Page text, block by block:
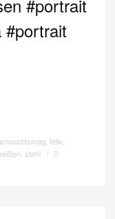
#portrait
#portrait
felix
stahl /